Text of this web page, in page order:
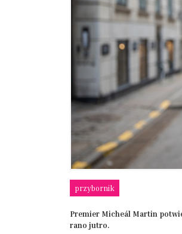
przybornik
Premier Micheál Martin
rano jutro.